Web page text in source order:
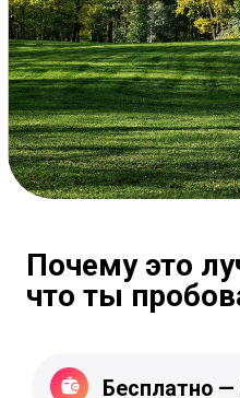
smartpdd
Приложение
Тематические курсы